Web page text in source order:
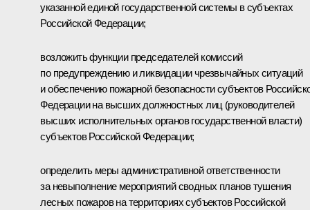
указанной единой государственной системы в субъектах
Российской Федерации;
возложить функции председателей комиссий
по предупреждению и ликвидации чрезвычайных ситуаций
и обеспечению пожарной безопасности субъектов
Федерации на высших должностных лиц (руководителей
высших исполнительных органов государственной власти)
субъектов Российской Федерации;
определить меры административной ответственности
за невыполнение мероприятий сводных планов тушения
лесных пожаров на территориях субъектов Российской